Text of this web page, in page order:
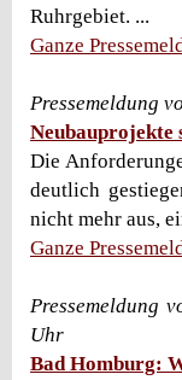
Ruhrgebiet. ...
Ganze
Pressemeldung
Neubauprojekte
Die
deutlich
nicht mehr aus,
Ganze
Pressemeldung
Uhr
Bad Homburg: